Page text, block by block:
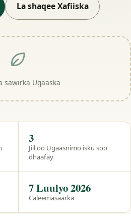
La shaqee Xafiiska
sawirka Ugaaska
Jiil oo Ugaasnimo isku soo
dhaafay
3
Caleemasaarka
7 Luulyo 2026